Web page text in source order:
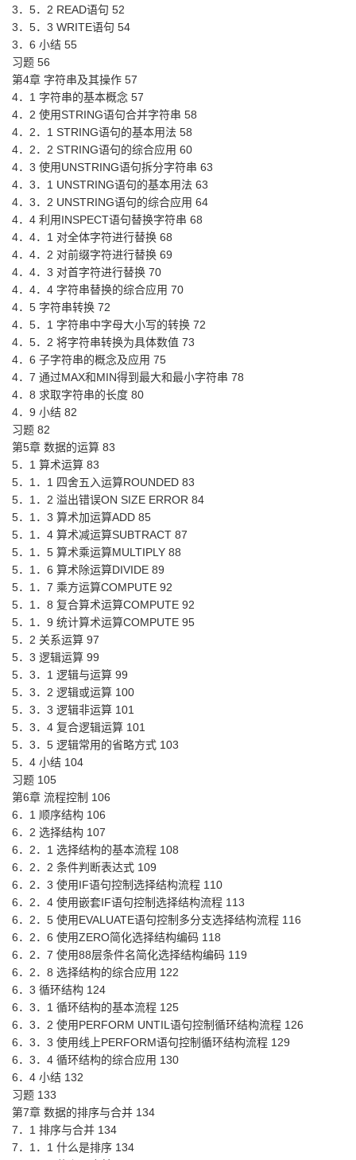
3．5．2 READ语句 52
3．5．3 WRITE语句 54
3．6 小结 55
习题 56
第4章 字符串及其操作 57
4．1 字符串的基本概念 57
4．2 使用STRING语句合并字符串 58
4．2．1 STRING语句的基本用法 58
4．2．2 STRING语句的综合应用 60
4．3 使用UNSTRING语句拆分字符串 63
4．3．1 UNSTRING语句的基本用法 63
4．3．2 UNSTRING语句的综合应用 64
4．4 利用INSPECT语句替换字符串 68
4．4．1 对全体字符进行替换 68
4．4．2 对前缀字符进行替换 69
4．4．3 对首字符进行替换 70
4．4．4 字符串替换的综合应用 70
4．5 字符串转换 72
4．5．1 字符串中字母大小写的转换 72
4．5．2 将字符串转换为具体数值 73
4．6 子字符串的概念及应用 75
4．7 通过MAX和MIN得到最大和最小字符串 78
4．8 求取字符串的长度 80
4．9 小结 82
习题 82
第5章 数据的运算 83
5．1 算术运算 83
5．1．1 四舍五入运算ROUNDED 83
5．1．2 溢出错误ON SIZE ERROR 84
5．1．3 算术加运算ADD 85
5．1．4 算术减运算SUBTRACT 87
5．1．5 算术乘运算MULTIPLY 88
5．1．6 算术除运算DIVIDE 89
5．1．7 乘方运算COMPUTE 92
5．1．8 复合算术运算COMPUTE 92
5．1．9 统计算术运算COMPUTE 95
5．2 关系运算 97
5．3 逻辑运算 99
5．3．1 逻辑与运算 99
5．3．2 逻辑或运算 100
5．3．3 逻辑非运算 101
5．3．4 复合逻辑运算 101
5．3．5 逻辑常用的省略方式 103
5．4 小结 104
习题 105
第6章 流程控制 106
6．1 顺序结构 106
6．2 选择结构 107
6．2．1 选择结构的基本流程 108
6．2．2 条件判断表达式 109
6．2．3 使用IF语句控制选择结构流程 110
6．2．4 使用嵌套IF语句控制选择结构流程 113
6．2．5 使用EVALUATE语句控制多分支选择结构流程 116
6．2．6 使用ZERO简化选择结构编码 118
6．2．7 使用88层条件名简化选择结构编码 119
6．2．8 选择结构的综合应用 122
6．3 循环结构 124
6．3．1 循环结构的基本流程 125
6．3．2 使用PERFORM UNTIL语句控制循环结构流程 126
6．3．3 使用线上PERFORM语句控制循环结构流程 129
6．3．4 循环结构的综合应用 130
6．4 小结 132
习题 133
第7章 数据的排序与合并 134
7．1 排序与合并 134
7．1．1 什么是排序 134